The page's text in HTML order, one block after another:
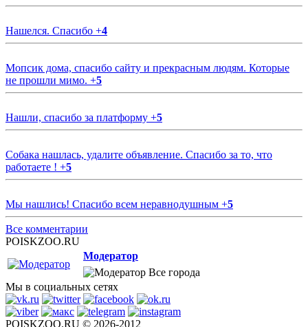
Нашелся. Спасибо +4
Мопсик дома, спасибо сайту и прекрасным людям. Которые
не прошли мимо. +5
Нашли, спасибо за платформу +5
Собака нашлась, удалите объявление. Спасибо за то, что
работаете ! +5
Мы нашлись! Спасибо всем неравнодушным +5
Все комментарии
POISKZOO.RU
Модератор
Все города
Мы в социальных сетях
POISKZOO.RU © 2026-2012